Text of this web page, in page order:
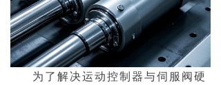
为了解决运动控制器与伺服阀硬